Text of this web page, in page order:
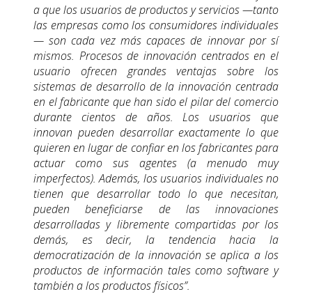
a que los usuarios de productos y servicios —tanto
las empresas como los consumidores individuales
— son cada vez más capaces de innovar por sí
mismos. Procesos de innovación centrados en el
usuario ofrecen grandes ventajas sobre los
sistemas de desarrollo de la innovación centrada
en el fabricante que han sido el pilar del comercio
durante cientos de años. Los usuarios que
innovan pueden desarrollar exactamente lo que
quieren en lugar de confiar en los fabricantes para
actuar como sus agentes (a menudo muy
imperfectos). Además, los usuarios individuales no
tienen que desarrollar todo lo que necesitan,
pueden beneficiarse de las innovaciones
desarrolladas y libremente compartidas por los
demás, es decir, la tendencia hacia la
democratización de la innovación se aplica a los
productos de información tales como software y
también a los productos físicos”.